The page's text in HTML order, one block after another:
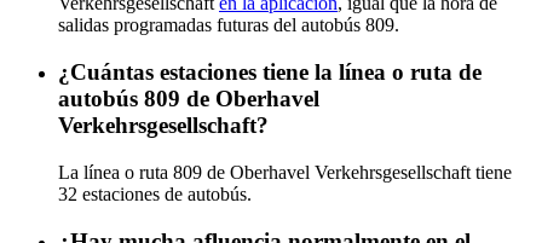
salidas programadas futuras del autobús 809.
¿Cuántas estaciones tiene la línea o ruta de
autobús 809 de Oberhavel
Verkehrsgesellschaft?
La línea o ruta 809 de Oberhavel Verkehrsgesellschaft tiene
32 estaciones de autobús.